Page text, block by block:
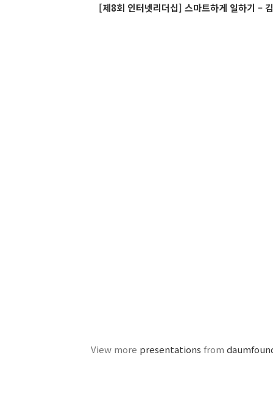
[제8회 인터넷리더십] 스마트하게 일하기 –
View more presentations from